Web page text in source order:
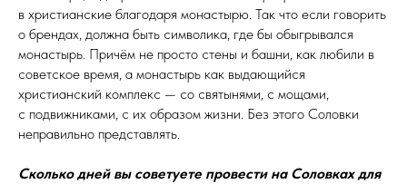
в христианские благодаря монастырю. Так что если говорить
о брендах, должна быть символика, где бы обыгрывался
монастырь. Причём не просто стены и башни, как любили в
советское время, а монастырь как выдающийся
христианский комплекс — со святынями, с мощами,
с подвижниками, с их образом жизни. Без этого Соловки
неправильно представлять.
Сколько дней вы советуете провести на Соловках для